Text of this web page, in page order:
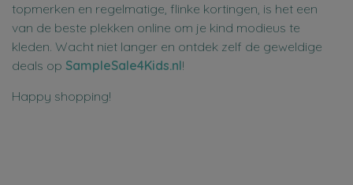
topmerken en regelmatige, flinke kortingen, is het een
van de beste plekken online om je kind modieus te
kleden. Wacht niet langer en ontdek zelf de geweldige
deals op SampleSale4Kids.nl!
Happy shopping!